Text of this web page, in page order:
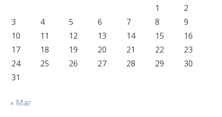
1
2
3
4 5 6 7 8
9
10
11 12 13 14 15
16
17
18 19 20 21 22
23
24
25 26 27 28 29
30
31
« Mar